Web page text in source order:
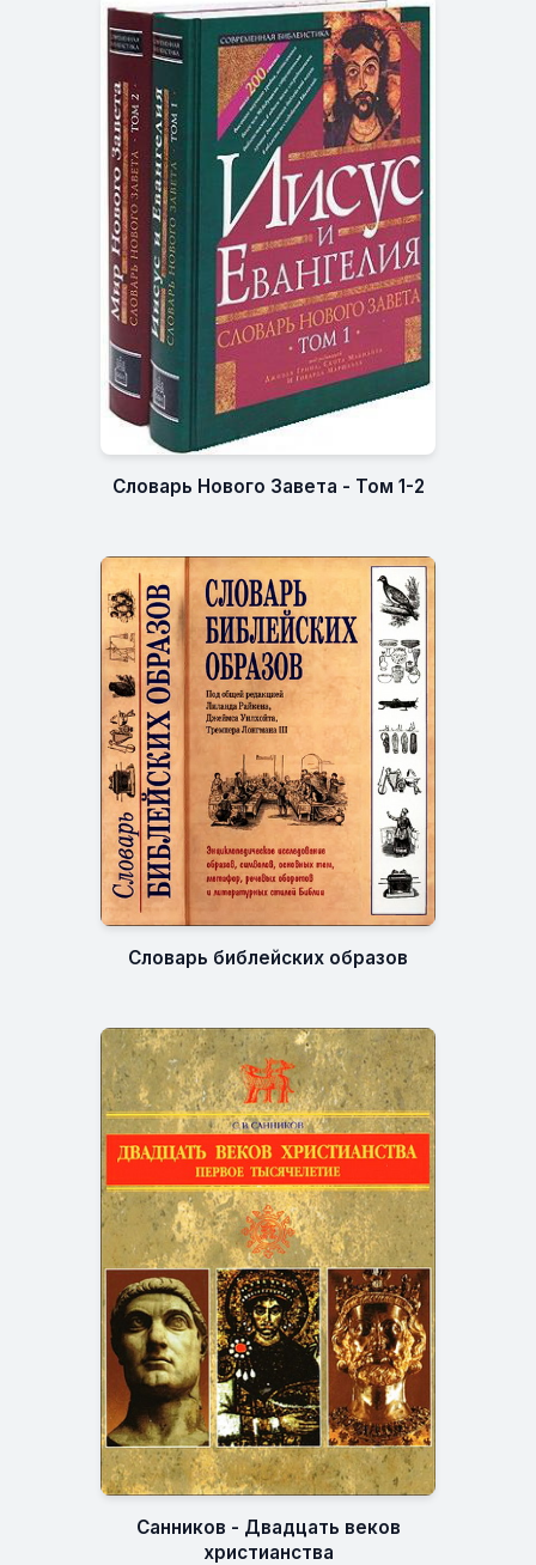
Словарь Нового Завета - Том 1-2
Словарь библейских образов
Санников - Двадцать веков
христианства